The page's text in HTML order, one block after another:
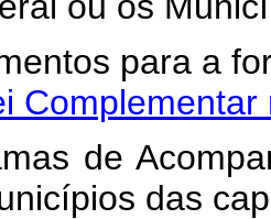
para a
Complementar
de
das